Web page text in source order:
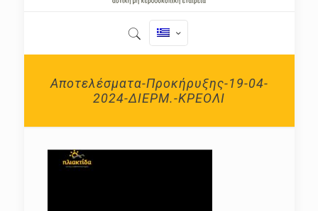
Αποτελέσματα-Προκήρυξης-19-04-
2024-ΔΙΕΡΜ.-ΚΡΕΟΛΙ